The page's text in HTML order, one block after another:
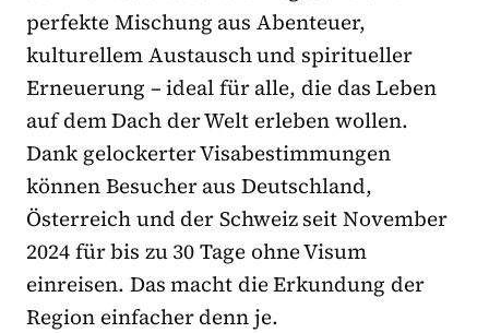
perfekte Mischung aus Abenteuer,
kulturellem Austausch und spiritueller
Erneuerung – ideal für alle, die das Leben
auf dem Dach der Welt erleben wollen.
Dank gelockerter Visabestimmungen
können Besucher aus Deutschland,
Österreich und der Schweiz seit November
2024 für bis zu 30 Tage ohne Visum
einreisen. Das macht die Erkundung der
Region einfacher denn je.